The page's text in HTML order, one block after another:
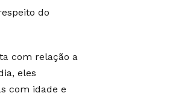
do
com relação a
eles
com idade e